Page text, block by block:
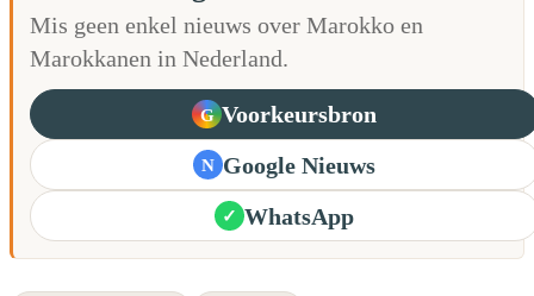
Mis geen enkel nieuws over Marokko en
Marokkanen in Nederland.
G Voorkeursbron
N Google Nieuws
✓ WhatsApp